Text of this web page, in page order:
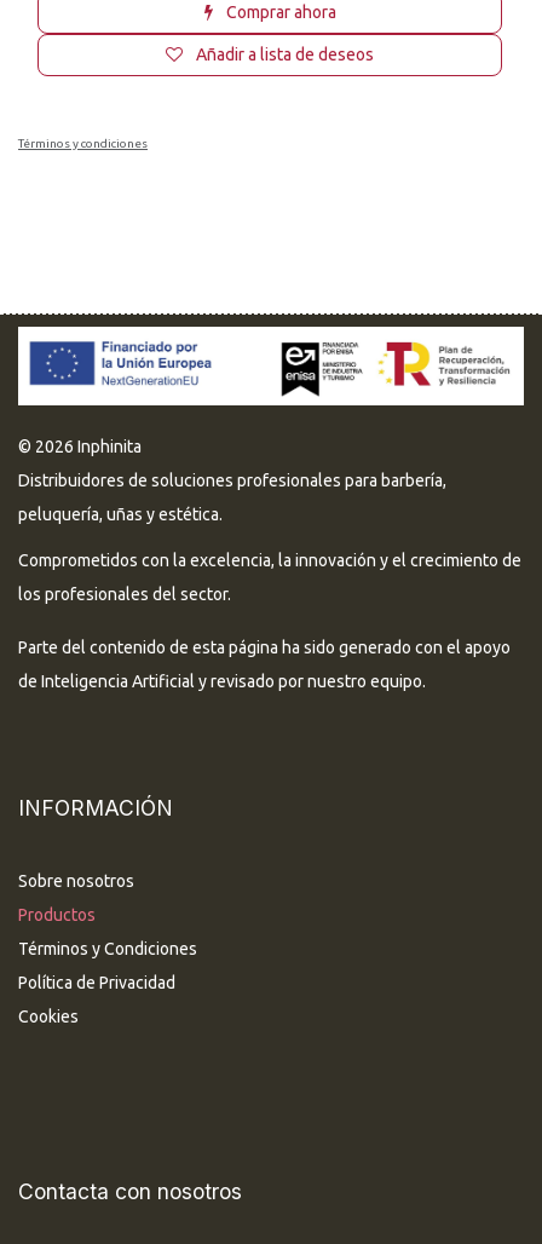
Comprar ahora
Añadir a lista de deseos
Términos y condiciones
© 2026 Inphinita
Distribuidores de soluciones profesionales para barbería,
peluquería, uñas y estética.
Comprometidos con la excelencia, la innovación y el crecimiento de
los profesionales del sector.
Parte del contenido de esta página ha sido generado con el apoyo
de Inteligencia Artificial y revisado por nuestro equipo.
INFORMACIÓN
Sobre nosotros
Productos
Términos y Condiciones
Política de Privacidad
Cookies
Contacta con nosotros